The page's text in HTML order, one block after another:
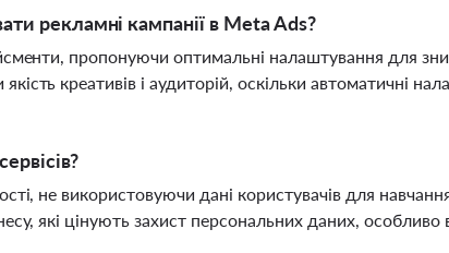
рекламні кампанії в Meta Ads?
пропонуючи оптимальні налаштування для
креативів і аудиторій, оскільки автоматичні
не використовуючи дані користувачів для
які цінують захист персональних даних, особливо